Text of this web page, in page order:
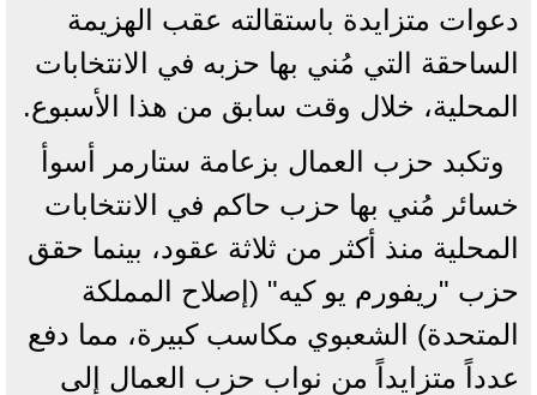
دعوات متزايدة باستقالته عقب الهزيمة
الساحقة التي مُني بها حزبه في الانتخابات
المحلية، خلال وقت سابق من هذا الأسبوع.
وتكبد حزب العمال بزعامة ستارمر أسوأ
خسائر مُني ‌بها حزب ‌حاكم في الانتخابات
المحلية ​منذ أكثر ⁠من ​ثلاثة عقود، ⁠بينما حقق
حزب "ريفورم يو كيه" (إصلاح المملكة
المتحدة) الشعبوي مكاسب كبيرة، مما دفع
عدداً متزايداً من نواب حزب العمال إلى